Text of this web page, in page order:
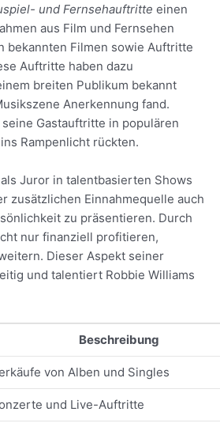
und Fernsehauftritte einen
aus Film und Fernsehen
bekannten Filmen sowie Auftritte
Auftritte haben dazu
breiten Publikum bekannt
Anerkennung fand.
Gastauftritte in populären
Rampenlicht rückten.
Juror in talentbasierten Shows
zusätzlichen Einnahmequelle auch
zu präsentieren. Durch
nur finanziell profitieren,
Dieser Aspekt seiner
und talentiert Robbie Williams
Beschreibung
von Alben und Singles
und Live-Auftritte